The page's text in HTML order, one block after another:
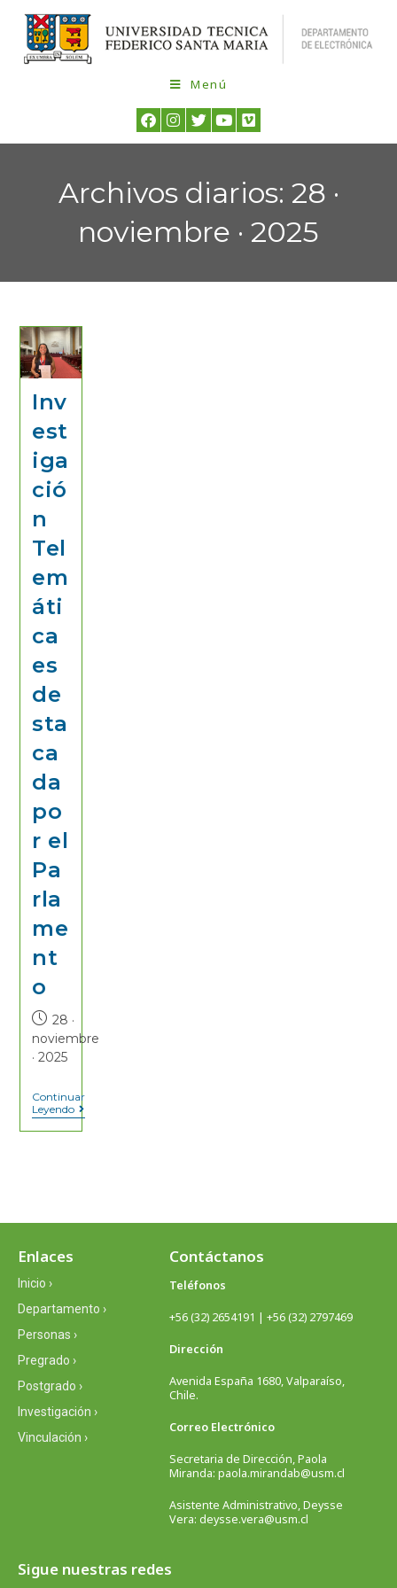
Menú
Archivos diarios: 28 ·
noviembre · 2025
Inv
est
iga
ció
n
Tel
em
áti
ca
es
de
sta
ca
da
po
r el
Pa
rla
me
nt
o
28 ·
noviembre
· 2025
Continuar
Leyendo
Enlaces
Inicio ›
Departamento ›
Personas ›
Pregrado ›
Postgrado ›
Investigación ›
Vinculación ›
Contáctanos
Teléfonos
+56 (32) 2654191 | +56 (32) 2797469
Dirección
Avenida España 1680, Valparaíso,
Chile.
Correo Electrónico
Secretaria de Dirección, Paola
Miranda: paola.mirandab@usm.cl
Asistente Administrativo, Deysse
Vera: deysse.vera@usm.cl
Sigue nuestras redes